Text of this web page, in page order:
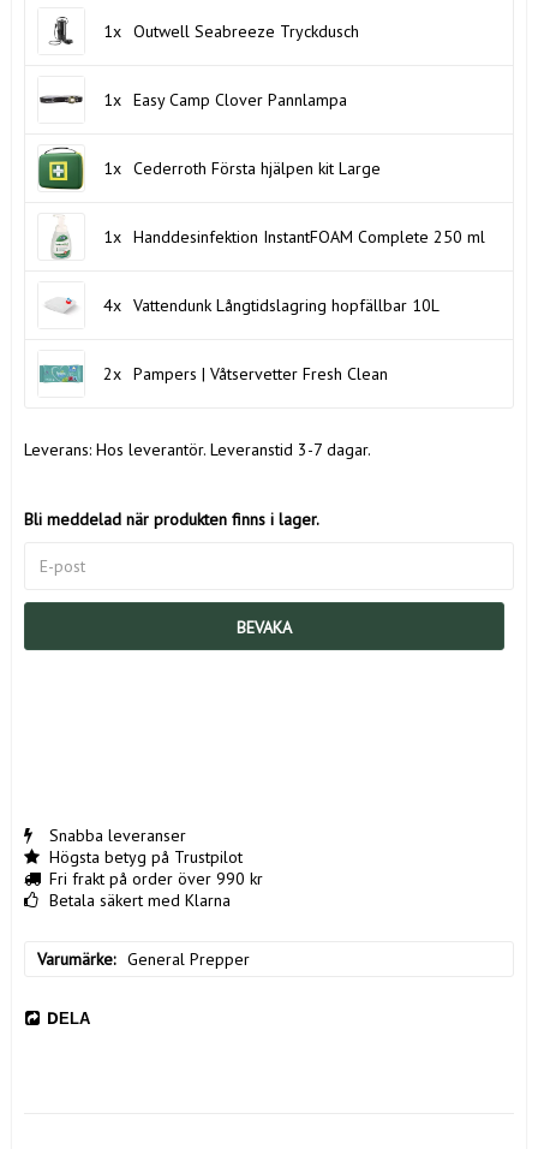
1x Outwell Seabreeze Tryckdusch
1x Easy Camp Clover Pannlampa
1x Cederroth Första hjälpen kit Large
1x Handdesinfektion InstantFOAM Complete 250 ml
4x Vattendunk Långtidslagring hopfällbar 10L
2x Pampers | Våtservetter Fresh Clean
Leverans: Hos leverantör. Leveranstid 3-7 dagar.
Bli meddelad när produkten finns i lager.
BEVAKA
Snabba leveranser
Högsta betyg på Trustpilot
Fri frakt på order över 990 kr
Betala säkert med Klarna
Varumärke General Prepper
DELA